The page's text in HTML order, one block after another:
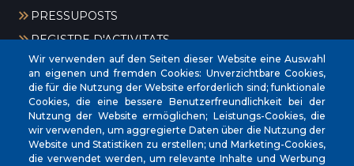
PRESSUPOSTS
REGISTRE D'ACTIVITATS
CIF
‎P0704300C
Wir verwenden auf den Seiten dieser Website eine Auswahl
an eigenen und fremden Cookies: Unverzichtbare Cookies,
die für die Nutzung der Website erforderlich sind; funktionale
Cookies, die eine bessere Benutzerfreundlichkeit bei der
Nutzung der Website ermöglichen; Leistungs-Cookies, die
wir verwenden, um aggregierte Daten über die Nutzung der
Website und Statistiken zu erstellen; und Marketing-Cookies,
die verwendet werden, um relevante Inhalte und Werbung